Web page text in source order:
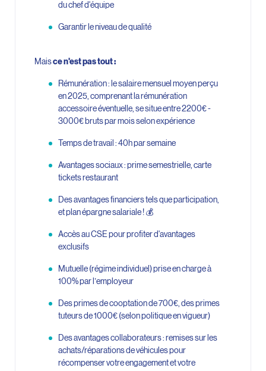
du chef d'équipe
Garantir le niveau de qualité
Maisce n'est pas tout :
Rémunération : le salaire mensuel moyen perçu
en 2025, comprenant la rémunération
accessoire éventuelle, se situe entre 2200€ -
3000€ bruts par mois selon expérience
Temps de travail : 40h par semaine
Avantages sociaux : prime semestrielle, carte
tickets restaurant
Des avantages financiers tels que participation,
et plan épargne salariale ! 💰
Accès au CSE pour profiter d'avantages
exclusifs
Mutuelle (régime individuel) prise en charge à
100% par l’employeur
Des primes de cooptation de 700€, des primes
tuteurs de 1000€ (selon politique en vigueur)
Des avantages collaborateurs : remises sur les
achats/réparations de véhicules pour
récompenser votre engagement et votre